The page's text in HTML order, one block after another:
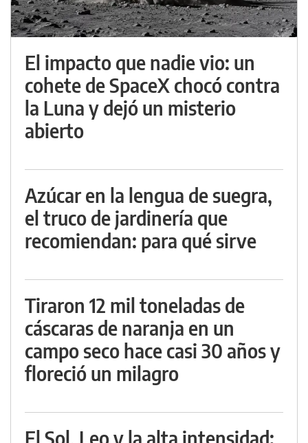
El impacto que nadie vio: un
cohete de SpaceX chocó contra
la Luna y dejó un misterio
abierto
Azúcar en la lengua de suegra,
el truco de jardinería que
recomiendan: para qué sirve
Tiraron 12 mil toneladas de
cáscaras de naranja en un
campo seco hace casi 30 años y
floreció un milagro
El Sol, Leo y la alta intensidad: